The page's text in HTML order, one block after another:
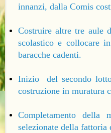
innanzi, dalla Comis
Costruire altre tre aule
scolastico e collocare
baracche cadenti.
Inizio del secondo
costruzione in muratura
Completamento della
selezionate della